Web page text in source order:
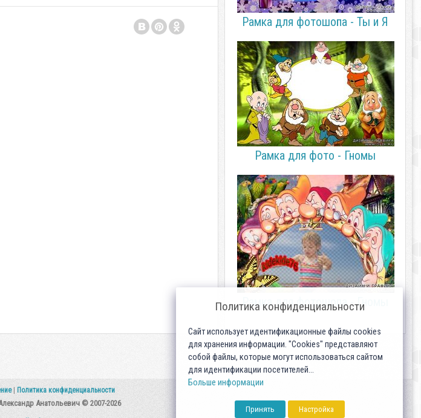
Рамка для фотошопа - Ты и Я
Рамка для фото - Гномы
Рамка для фотошопа - Гномы
Политика конфиденциальности
Анатольевич © 2007-2026
Политика конфиденциальности
Сайт использует идентификационные файлы cookies
для хранения информации. "Cookies" представляют
собой файлы, которые могут использоваться сайтом
для идентификации посетителей...
Больше информации
Принять Настройка